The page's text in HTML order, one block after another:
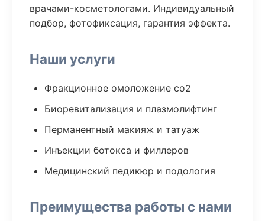
врачами-косметологами. Индивидуальный
подбор, фотофиксация, гарантия эффекта.
Наши услуги
Фракционное омоложение co2
Биоревитализация и плазмолифтинг
Перманентный макияж и татуаж
Инъекции ботокса и филлеров
Медицинский педикюр и подология
Преимущества работы с нами